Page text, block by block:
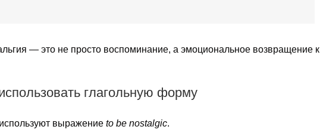
— это не просто воспоминание, а эмоциональное возвращение к
глагольную форму
выражение to be nostalgic.